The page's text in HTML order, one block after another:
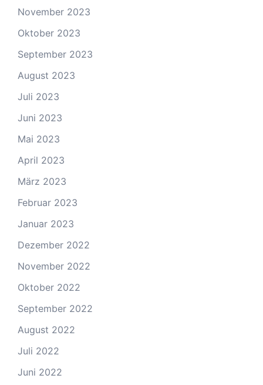
November 2023
Oktober 2023
September 2023
August 2023
Juli 2023
Juni 2023
Mai 2023
April 2023
März 2023
Februar 2023
Januar 2023
Dezember 2022
November 2022
Oktober 2022
September 2022
August 2022
Juli 2022
Juni 2022